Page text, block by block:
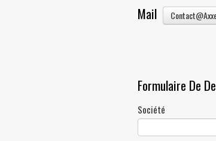
Mail
Formulaire De
Société